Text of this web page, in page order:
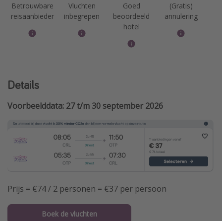
Betrouwbare
reisaanbieder
Vluchten
inbegrepen
Goed
beoordeeld
hotel
(Gratis)
annulering
Details
Voorbeelddata: 27 t/m 30 september 2026
Prijs = €74 / 2 personen = €37 per persoon
Boek de vluchten